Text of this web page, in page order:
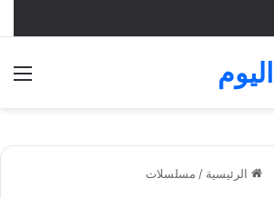
الرئيسية / مسلسلات